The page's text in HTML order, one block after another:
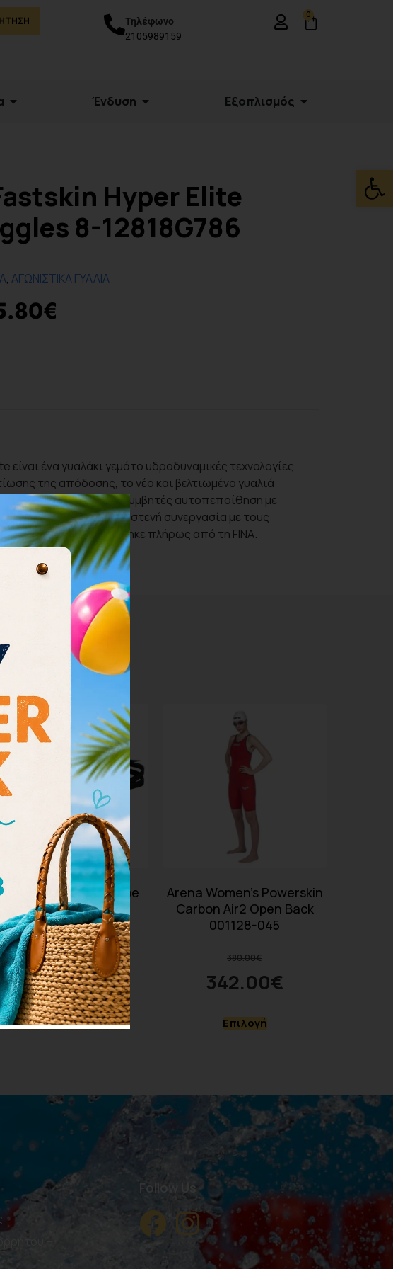
Τηλέφωνο
2105989159
0
Ένδυση Εξοπλισμός
Hyper Elite
8-12818G786
,ΑΓΩΝΙΣΤΙΚΑ ΓΥΑΛΙΑ
€
είναι ένα γυαλάκι γεμάτο υδροδυναμικές τεχνολογίες
της απόδοσης, το νέο και βελτιωμένο γυαλιά
ανταγωνιστικούς κολυμβητές αυτοπεποίθηση με
αγώνα. Αναπτύχθηκε σε στενή συνεργασία με τους
του κόσμου και εγκρίθηκε πλήρως από τη FINA.
Cobra Ultra Swipe
MIirror 002507-310
76.00€ 68.40€
Προσθήκη στο καλάθι
Arena Women’s Powerskin
Carbon Air2 Open Back
001128-045
380.00€
342.00€
Επιλογή
–
Follow Us